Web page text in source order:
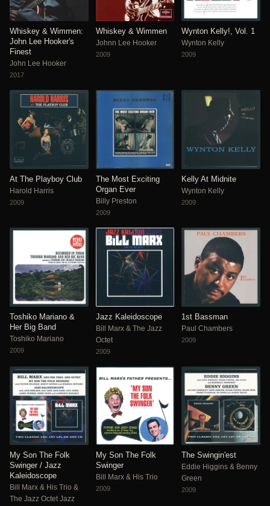
Whiskey & Wimmen:
John Lee Hooker's
Finest
John Lee Hooker
2017
Whiskey & Wimmen
Johnn Lee Hooker
2009
Wynton Kelly!, Vol. 1
Wynton Kelly
2009
At The Playboy Club
Harold Harris
2009
The Most Exciting
Organ Ever
Billy Preston
2009
Kelly At Midnite
Wynton Kelly
2009
Toshiko Mariano &
Her Big Band
Toshiko Mariano
2009
Jazz Kaleidoscope
Bill Marx & The Jazz
Octet
2009
1st Bassman
Paul Chambers
2009
My Son The Folk
Swinger / Jazz
Kaleidoscope
Bill Marx & His Trio &
The Jazz Octet Jazz
My Son The Folk
Swinger
Bill Marx & His Trio
2009
The Swingin'est
Eddie Higgins & Benny
Green
2009